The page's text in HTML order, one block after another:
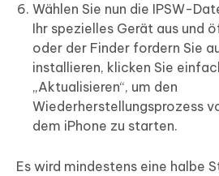
Wählen Sie nun die IPSW-
Ihr spezielles Gerät aus und
oder der Finder fordern Sie
installieren, klicken Sie
„Aktualisieren“, um den
Wiederherstellungsprozess
dem iPhone zu starten.
Es wird mindestens eine halbe